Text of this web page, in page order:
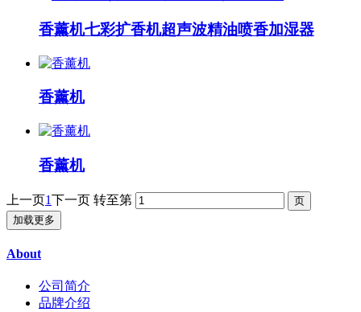
香薰机七彩扩香机超声波精油喷香加湿器
香薰机
香薰机
上一页1下一页 转至第
加载更多
About
公司简介
品牌介绍